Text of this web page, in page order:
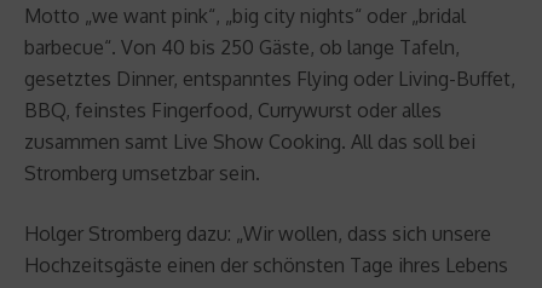
Motto „we want pink“, „big city nights“ oder „bridal
barbecue“. Von 40 bis 250 Gäste, ob lange Tafeln,
gesetztes Dinner, entspanntes Flying oder Living-Buffet,
BBQ, feinstes Fingerfood, Currywurst oder alles
zusammen samt Live Show Cooking. All das soll bei
Stromberg umsetzbar sein.
Holger Stromberg dazu: „Wir wollen, dass sich unsere
Hochzeitsgäste einen der schönsten Tage ihres Lebens